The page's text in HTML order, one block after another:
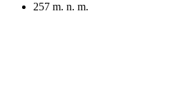
257 m. n. m.